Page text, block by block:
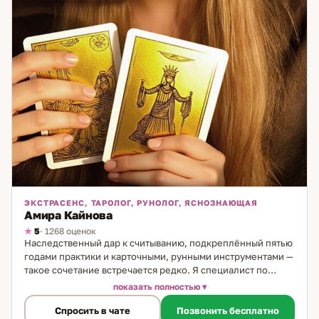
ЭКСТРАСЕНС, ТАРОЛОГ, РУНОЛОГ, ЯСНОЗНАЮЩАЯ
Амира Кайнова
5· 1268 оценок
Наследственный дар к считыванию, подкреплённый пятью
годами практики и карточными, рунными инструментами —
такое сочетание встречается редко. Я специалист по
считыванию состояний, таролог и рунолог. Способность
передалась от прабабушки, которая работала с людьми,
опираясь на знания народных традиций. Дар
показать полностью
Спросить в чате Позвонить бесплатно